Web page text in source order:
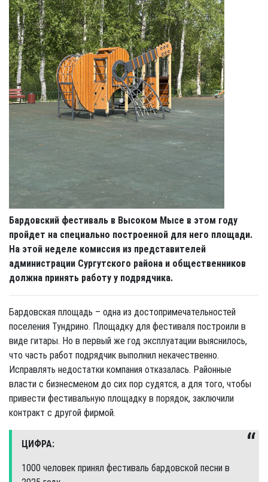
Бардовский фестиваль в Высоком Мысе в этом году
пройдет на специально построенной для него площади.
На этой неделе комиссия из представителей
администрации Сургутского района и общественников
должна принять работу у подрядчика.
Бардовская площадь – одна из достопримечательностей
поселения Тундрино. Площадку для фестиваля построили в
виде гитары. Но в первый же год эксплуатации выяснилось,
что часть работ подрядчик выполнил некачественно.
Исправлять недостатки компания отказалась. Районные
власти с бизнесменом до сих пор судятся, а для того, чтобы
привести фестивальную площадку в порядок, заключили
контракт с другой фирмой.
ЦИФРА:
1000 человек принял фестиваль бардовской песни в